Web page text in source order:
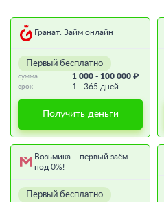
Гранат. Займ онлайн
Первый бесплатно
сумма 1 000 - 100 000 ₽
срок 1 - 365 дней
Получить деньги
Возьмика – первый заём
под 0%!
Первый бесплатно